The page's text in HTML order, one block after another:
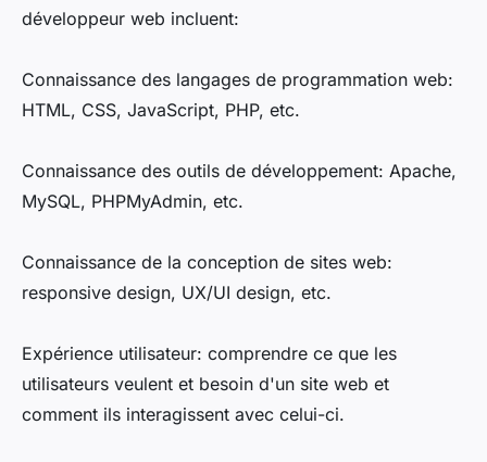
développeur web incluent:
Connaissance des langages de programmation web:
HTML, CSS, JavaScript, PHP, etc.
Connaissance des outils de développement: Apache,
MySQL, PHPMyAdmin, etc.
Connaissance de la conception de sites web:
responsive design, UX/UI design, etc.
Expérience utilisateur: comprendre ce que les
utilisateurs veulent et besoin d'un site web et
comment ils interagissent avec celui-ci.